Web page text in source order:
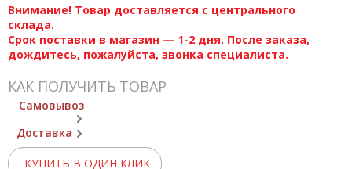
Внимание! Товар доставляется с центрального
склада.
Срок поставки в магазин — 1-2 дня. После заказа,
дождитесь, пожалуйста, звонка специалиста.
КАК ПОЛУЧИТЬ ТОВАР
Самовывоз
Доставка
КУПИТЬ В ОДИН КЛИК